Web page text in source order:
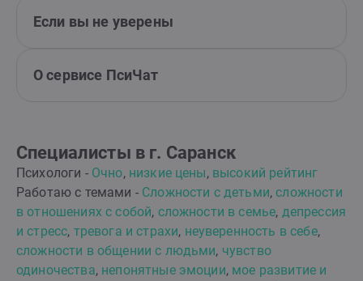
Если вы не уверены
О сервисе ПсиЧат
Специалисты в г. Саранск
Психологи - Очно, низкие цены, высокий рейтинг
Работаю с темами - Сложности с детьми,сложности
в отношениях с собой, сложности в семье, депрессия
и стресс, тревога и страхи, неуверенность в себе,
сложности в общении с людьми, чувство
одиночества, непонятные эмоции, мое развитие и